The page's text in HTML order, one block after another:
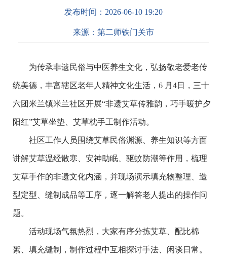
发布时间： 2026-06-10 19:20
来源： 第二师铁门关市
为传承非遗民俗与中医养生文化，弘扬敬老爱老传
统美德，丰富辖区老年人精神文化生活， 6 月 4日，三十
六团米兰镇米兰社区开展“非遗艾草传雅韵，巧手暖护夕
阳红”艾草坐垫、艾草枕手工制作活动。
社区工作人员围绕艾草民俗渊源、养生知识等方面
讲解艾草温经散寒、安神助眠、驱蚊防潮等作用，梳理
艾草手作的非遗文化内涵，并现场演示填充物整理、造
型定型、缝制成品等工序，逐一解答老人提出的操作问
题。
活动现场气氛热烈，大家有序分拣艾草、配比棉
絮、填充缝制，制作过程中互相探讨手法、闲谈日常。